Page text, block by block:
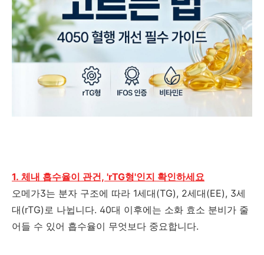
1. 체내 흡수율이 관건, 'rTG형'인지 확인하세요
오메가3는 분자 구조에 따라 1세대(TG), 2세대(EE), 3세
대(rTG)로 나뉩니다. 40대 이후에는 소화 효소 분비가 줄
어들 수 있어 흡수율이 무엇보다 중요합니다.